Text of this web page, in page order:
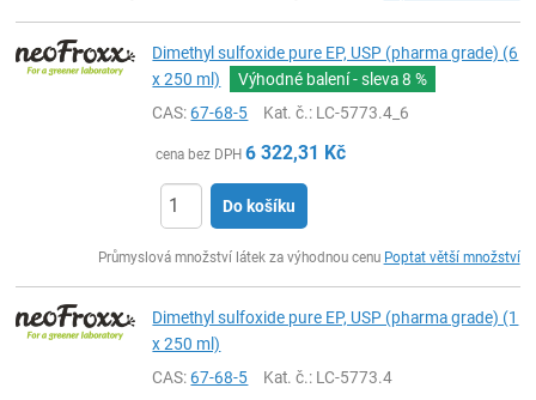
Dimethyl sulfoxide pure EP, USP (pharma grade) (6
x 250 ml)
Výhodné balení - sleva8 %
CAS:67-68-5 Kat. č.: LC-5773.4_6
cena bez DPH 6 322,31 Kč
Do košíku
Průmyslová množství látek za výhodnou cenu Poptat větší množství
Dimethyl sulfoxide pure EP, USP (pharma grade) (1
x 250 ml)
CAS:67-68-5 Kat. č.: LC-5773.4